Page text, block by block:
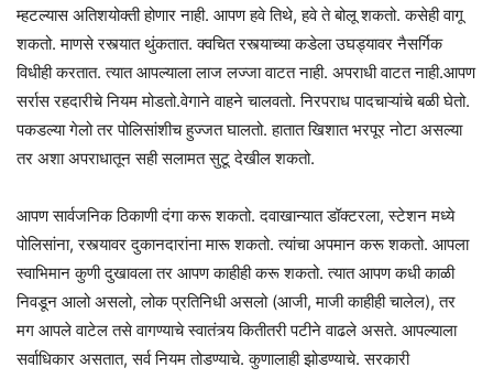
म्हटल्यास अतिशयोक्ती होणार नाही. आपण हवे तिथे, हवे ते बोलू शकतो. कसेही वागू
शकतो. माणसे रस्त्यात थुंकतात. क्वचित रस्त्याच्या कडेला उघड्यावर नैसर्गिक
विधीही करतात. त्यात आपल्याला लाज लज्जा वाटत नाही. अपराधी वाटत नाही.आपण
सर्रास रहदारीचे नियम मोडतो.वेगाने वाहने चालवतो. निरपराध पादचाऱ्यांचे बळी घेतो.
पकडल्या गेलो तर पोलिसांशीच हुज्जत घालतो. हातात खिशात भरपूर नोटा असल्या
तर अशा अपराधातून सही सलामत सुटू देखील शकतो.
आपण सार्वजनिक ठिकाणी दंगा करू शकतो. दवाखान्यात डॉक्टरला, स्टेशन मध्ये
पोलिसांना, रस्त्यावर दुकानदारांना मारू शकतो. त्यांचा अपमान करू शकतो. आपला
स्वाभिमान कुणी दुखावला तर आपण काहीही करू शकतो. त्यात आपण कधी काळी
निवडून आलो असलो, लोक प्रतिनिधी असलो (आजी, माजी काहीही चालेल), तर
मग आपले वाटेल तसे वागण्याचे स्वातंत्र्य कितीतरी पटीने वाढले असते. आपल्याला
सर्वाधिकार असतात, सर्व नियम तोडण्याचे. कुणालाही झोडण्याचे. सरकारी